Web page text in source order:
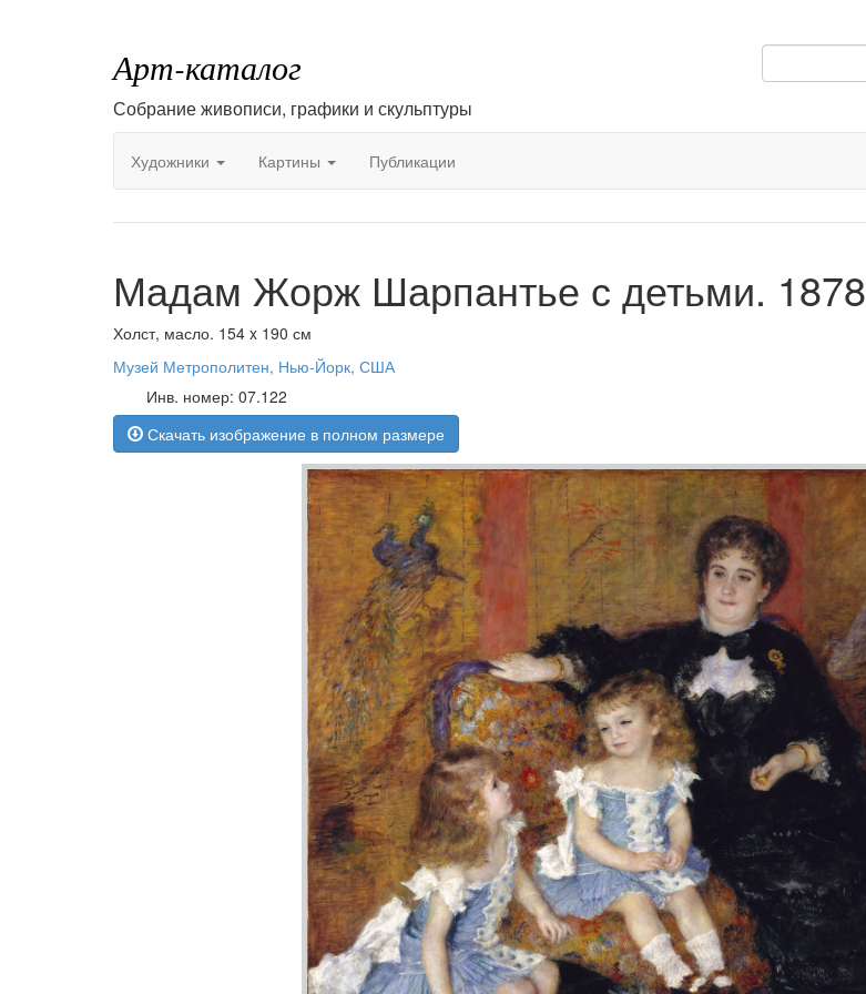
Арт-каталог
Собрание живописи, графики и скульптуры
Художники Картины Публикации
Мадам Жорж Шарпантье с детьми. 1878
Холст, масло. 154 x 190 см
Музей Метрополитен, Нью-Йорк, США
Инв. номер: 07.122
Скачать изображение в полном размере